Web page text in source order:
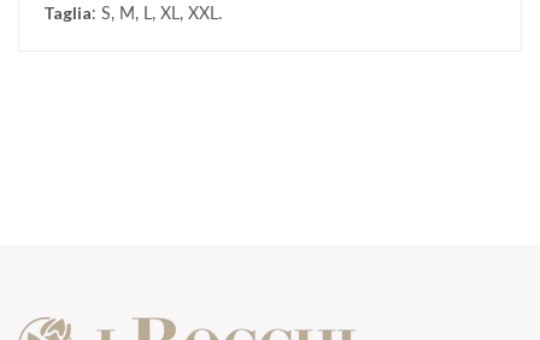
Taglia: S, M, L, XL, XXL.